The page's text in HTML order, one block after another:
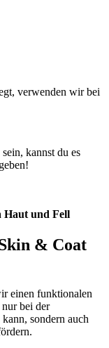
verwenden wir bei
kannst du es
Haut und Fell
& Coat
einen funktionalen
bei der
sondern auch